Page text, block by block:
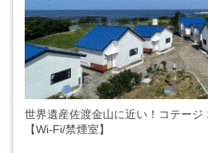
世界遺産佐渡金山に近い！コテージ
【Wi-Fi/禁煙室】